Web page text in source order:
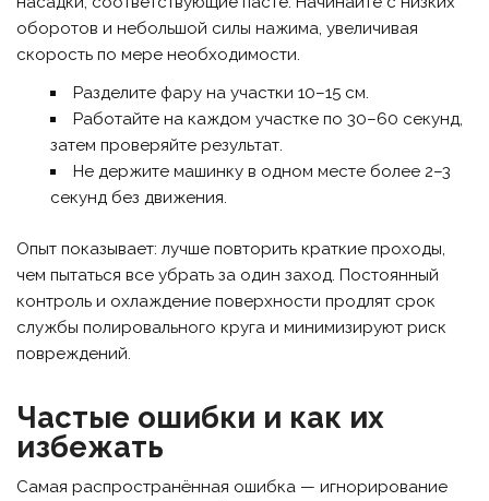
оборотов и небольшой силы нажима, увеличивая
скорость по мере необходимости.
Разделите фару на участки 10–15 см.
Работайте на каждом участке по 30–60 секунд,
затем проверяйте результат.
Не держите машинку в одном месте более 2–3
секунд без движения.
Опыт показывает: лучше повторить краткие проходы,
чем пытаться все убрать за один заход. Постоянный
контроль и охлаждение поверхности продлят срок
службы полировального круга и минимизируют риск
повреждений.
Частые ошибки и как их
избежать
Самая распространённая ошибка — игнорирование